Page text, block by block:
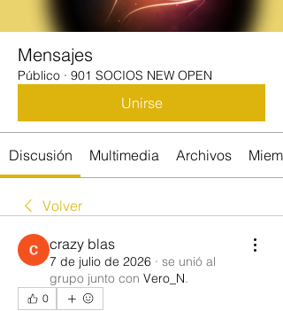
Mensajes
Público · 901 SOCIOS NEW OPEN
Unirse
Discusión Multimedia Archivos
Volver
crazy blas
7 de julio de 2026 · se unió al
grupo junto con Vero_N.
0